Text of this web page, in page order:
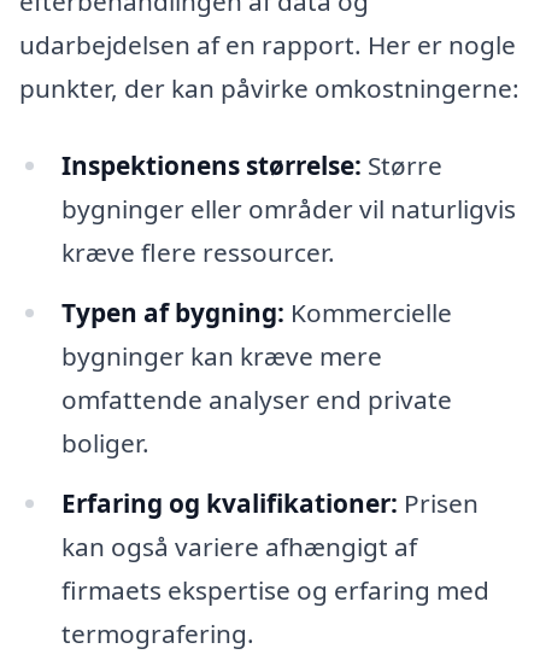
udarbejdelsen af en rapport. Her er nogle
punkter, der kan påvirke omkostningerne:
Inspektionens størrelse: Større
bygninger eller områder vil naturligvis
kræve flere ressourcer.
Typen af bygning: Kommercielle
bygninger kan kræve mere
omfattende analyser end private
boliger.
Erfaring og kvalifikationer: Prisen
kan også variere afhængigt af
firmaets ekspertise og erfaring med
termografering.